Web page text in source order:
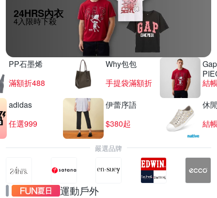
24HRS內衣
4入限時下殺
PP石墨烯
滿額折488
Why包包
手提袋滿額折
結
adidas
任選999
伊蕾序語
$380起
休
結
嚴選品牌
運動戶外